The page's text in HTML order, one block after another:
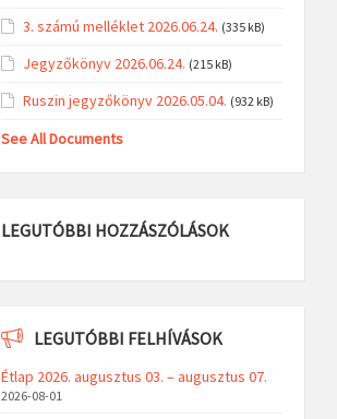
3. számú melléklet 2026.06.24. (335 kB)
Jegyzőkönyv 2026.06.24. (215 kB)
Ruszin jegyzőkönyv 2026.05.04. (932 kB)
See All Documents
LEGUTÓBBI HOZZÁSZÓLÁSOK
LEGUTÓBBI FELHÍVÁSOK
Étlap 2026. augusztus 03. – augusztus 07.
2026-08-01